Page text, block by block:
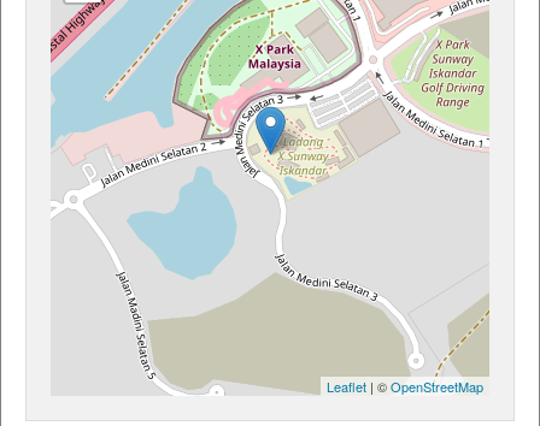
Leaflet | ©OpenStreetMap